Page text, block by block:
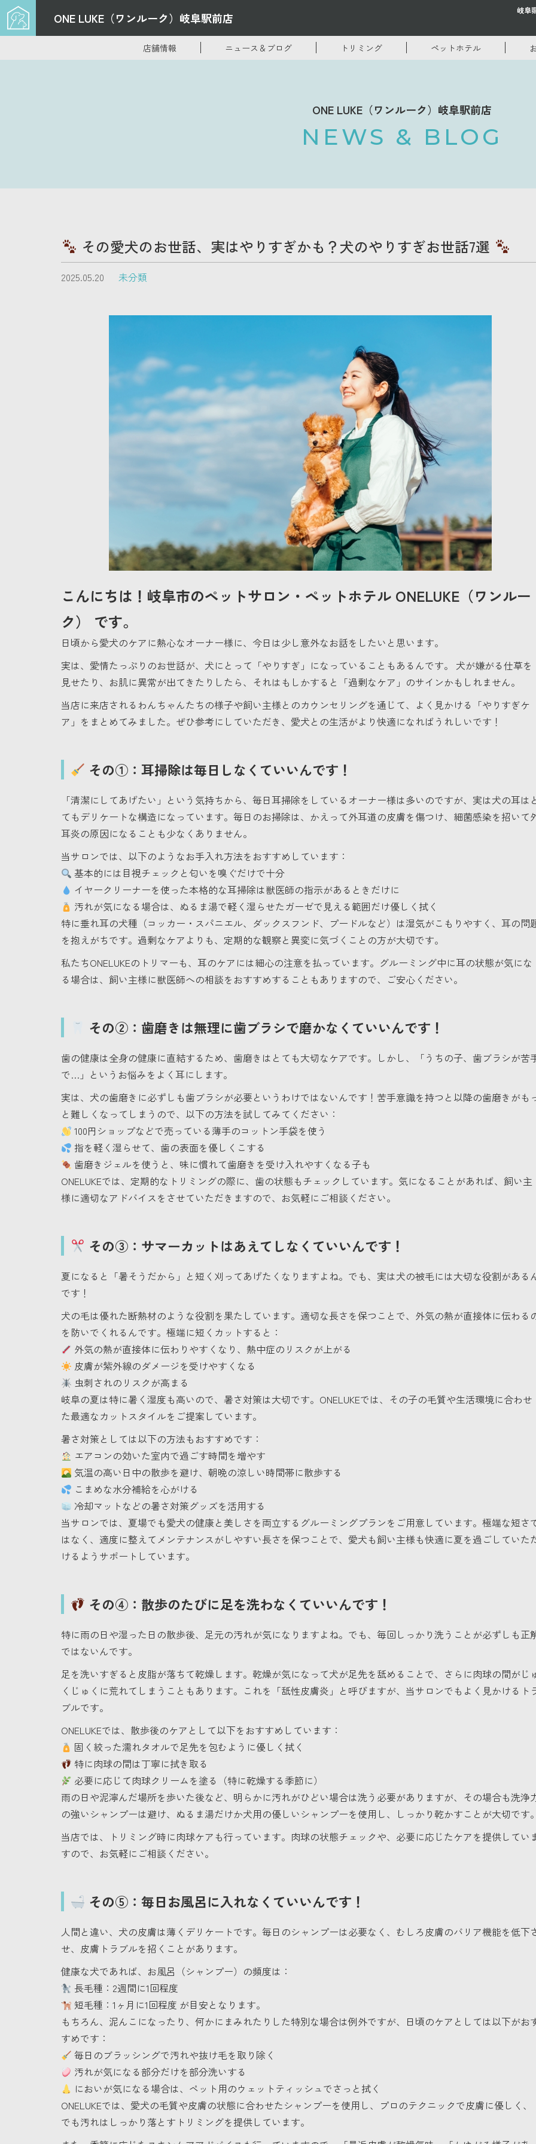
ONE LUKE（ワンルーク） 岐阜駅前店
岐阜
店舗情報 ニュース＆ブログ トリミング ペットホテル
ONE LUKE（ワンルーク）岐阜駅前店
NEWS & BLOG
その愛犬のお世話、実はやりすぎかも？犬のやりすぎお世話7選
2025.05.20 未分類
こんにちは！岐阜市のペットサロン・ペットホテル ONELUKE（ワンルー
ク）
です。
日頃から愛犬のケアに熱心なオーナー様に、今日は少し意外なお話をしたいと思います。
実は、愛情たっぷりのお世話が、犬にとって「やりすぎ」になっていることもあるんです。 犬が嫌がる仕草を
見せたり、お肌に異常が出てきたりしたら、それはもしかすると「過剰なケア」のサインかもしれません。
当店に来店されるわんちゃんたちの様子や飼い主様とのカウンセリングを通じて、よく見かける「やりすぎケ
ア」をまとめてみました。ぜひ参考にしていただき、愛犬との生活がより快適になればうれしいです！
その①：耳掃除は毎日しなくていいんです！
「清潔にしてあげたい」という気持ちから、毎日耳掃除をしているオーナー様は多いのですが、実は犬の耳は
てもデリケートな構造になっています。毎日のお掃除は、かえって外耳道の皮膚を傷つけ、細菌感染を招いて
耳炎の原因になることも少なくありません。
当サロンでは、以下のようなお手入れ方法をおすすめしています：
基本的には目視チェックと匂いを嗅ぐだけで十分
イヤークリーナーを使った本格的な耳掃除は獣医師の指示があるときだけに
汚れが気になる場合は、ぬるま湯で軽く湿らせたガーゼで見える範囲だけ優しく拭く
特に垂れ耳の犬種（コッカー・スパニエル、ダックスフンド、プードルなど）は湿気がこもりやすく、耳の問
を抱えがちです。過剰なケアよりも、定期的な観察と異変に気づくことの方が大切です。
私たちONELUKEのトリマーも、耳のケアには細心の注意を払っています。グルーミング中に耳の状態が気にな
る場合は、飼い主様に獣医師への相談をおすすめすることもありますので、ご安心ください。
その②：歯磨きは無理に歯ブラシで磨かなくていいんです！
歯の健康は全身の健康に直結するため、歯磨きはとても大切なケアです。しかし、「うちの子、歯ブラシが苦
で…」というお悩みをよく耳にします。
実は、犬の歯磨きに必ずしも歯ブラシが必要というわけではないんです！苦手意識を持つと以降の歯磨きがも
と難しくなってしまうので、以下の方法を試してみてください：
100円ショップなどで売っている薄手のコットン手袋を使う
指を軽く湿らせて、歯の表面を優しくこする
歯磨きジェルを使うと、味に慣れて歯磨きを受け入れやすくなる子も
ONELUKEでは、定期的なトリミングの際に、歯の状態もチェックしています。気になることがあれば、飼い主
様に適切なアドバイスをさせていただきますので、お気軽にご相談ください。
その③：サマーカットはあえてしなくていいんです！
夏になると「暑そうだから」と短く刈ってあげたくなりますよね。でも、実は犬の被毛には大切な役割がある
です！
犬の毛は優れた断熱材のような役割を果たしています。適切な長さを保つことで、外気の熱が直接体に伝わる
を防いでくれるんです。極端に短くカットすると：
外気の熱が直接体に伝わりやすくなり、熱中症のリスクが上がる
皮膚が紫外線のダメージを受けやすくなる
虫刺されのリスクが高まる
岐阜の夏は特に暑く湿度も高いので、暑さ対策は大切です。ONELUKEでは、その子の毛質や生活環境に合わせ
た最適なカットスタイルをご提案しています。
暑さ対策としては以下の方法もおすすめです：
エアコンの効いた室内で過ごす時間を増やす
気温の高い日中の散歩を避け、朝晩の涼しい時間帯に散歩する
こまめな水分補給を心がける
冷却マットなどの暑さ対策グッズを活用する
当サロンでは、夏場でも愛犬の健康と美しさを両立するグルーミングプランをご用意しています。極端な短さ
はなく、適度に整えてメンテナンスがしやすい長さを保つことで、愛犬も飼い主様も快適に夏を過ごしていた
けるようサポートしています。
その④：散歩のたびに足を洗わなくていいんです！
特に雨の日や湿った日の散歩後、足元の汚れが気になりますよね。でも、毎回しっかり洗うことが必ずしも正
ではないんです。
足を洗いすぎると皮脂が落ちて乾燥します。乾燥が気になって犬が足先を舐めることで、さらに肉球の間がじ
くじゅくに荒れてしまうこともあります。これを「舐性皮膚炎」と呼びますが、当サロンでもよく見かけるト
ブルです。
ONELUKEでは、散歩後のケアとして以下をおすすめしています：
固く絞った濡れタオルで足先を包むように優しく拭く
特に肉球の間は丁寧に拭き取る
必要に応じて肉球クリームを塗る（特に乾燥する季節に）
雨の日や泥濘んだ場所を歩いた後など、明らかに汚れがひどい場合は洗う必要がありますが、その場合も洗浄
の強いシャンプーは避け、ぬるま湯だけか犬用の優しいシャンプーを使用し、しっかり乾かすことが大切です
当店では、トリミング時に肉球ケアも行っています。肉球の状態チェックや、必要に応じたケアを提供してい
すので、お気軽にご相談ください。
その⑤：毎日お風呂に入れなくていいんです！
人間と違い、犬の皮膚は薄くデリケートです。毎日のシャンプーは必要なく、むしろ皮膚のバリア機能を低下
せ、皮膚トラブルを招くことがあります。
健康な犬であれば、お風呂（シャンプー）の頻度は：
長毛種：2週間に1回程度
短毛種：1ヶ月に1回程度 が目安となります。
もちろん、泥んこになったり、何かにまみれたりした特別な場合は例外ですが、日頃のケアとしては以下がお
すめです：
毎日のブラッシングで汚れや抜け毛を取り除く
汚れが気になる部分だけを部分洗いする
においが気になる場合は、ペット用のウェットティッシュでさっと拭く
ONELUKEでは、愛犬の毛質や皮膚の状態に合わせたシャンプーを使用し、プロのテクニックで皮膚に優しく、
でも汚れはしっかり落とすトリミングを提供しています。